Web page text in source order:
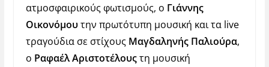
ατμοσφαιρικούς φωτισμούς, ο Γιάννης
Οικονόμουτην πρωτότυπη μουσική και τα live
τραγούδια σε στίχους Μαγδαληνής Παλιούρα,
ο Ραφαέλ Αριστοτέλουςτη μουσική